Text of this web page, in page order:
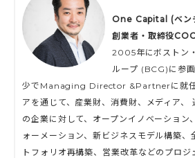
One Capital (ベン
創業者・取締役
2005年にボストン
ループ (BCG)に参
少でManaging Director &Partnerに就任
アを通じて、産業財、消費財、メディア、
の企業に対して、オープンイノベーション
ォーメーション、新ビジネスモデル構築、
トフォリオ再構築、営業改革などのプロ